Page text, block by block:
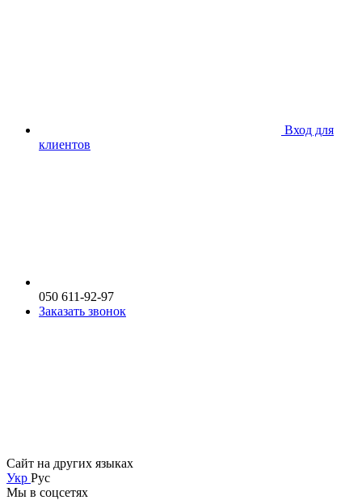
Вход для
клиентов
050 611-92-97
Заказать звонок
Сайт на других языках
Укр Рус
Мы в соцсетях